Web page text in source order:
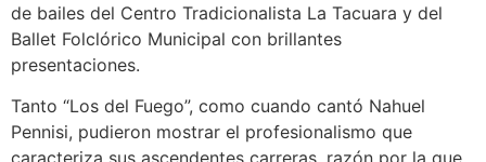
de bailes del Centro Tradicionalista La Tacuara y del
Ballet Folclórico Municipal con brillantes
presentaciones.
Tanto “Los del Fuego”, como cuando cantó Nahuel
Pennisi, pudieron mostrar el profesionalismo que